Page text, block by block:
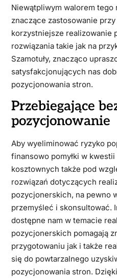
Niewątpliwym walorem tego
znaczące zastosowanie
korzystniejsze realizowanie
rozwiązania takie jak na
Szamotuły, znacząco
satysfakcjonujących nas
pozycjonowania stron.
Przebiegające
pozycjonowanie
Aby wyeliminować ryzyko
finansowo pomyłki w
kosztownych także pod
rozwiązań dotyczących
pozycjonerskich, na pewno
przemyśleć i skonsultować.
dostępne nam w temacie
pozycjonerskich pomagają
przygotowaniu jak i także
się do powtarzalnego
pozycjonowania stron.